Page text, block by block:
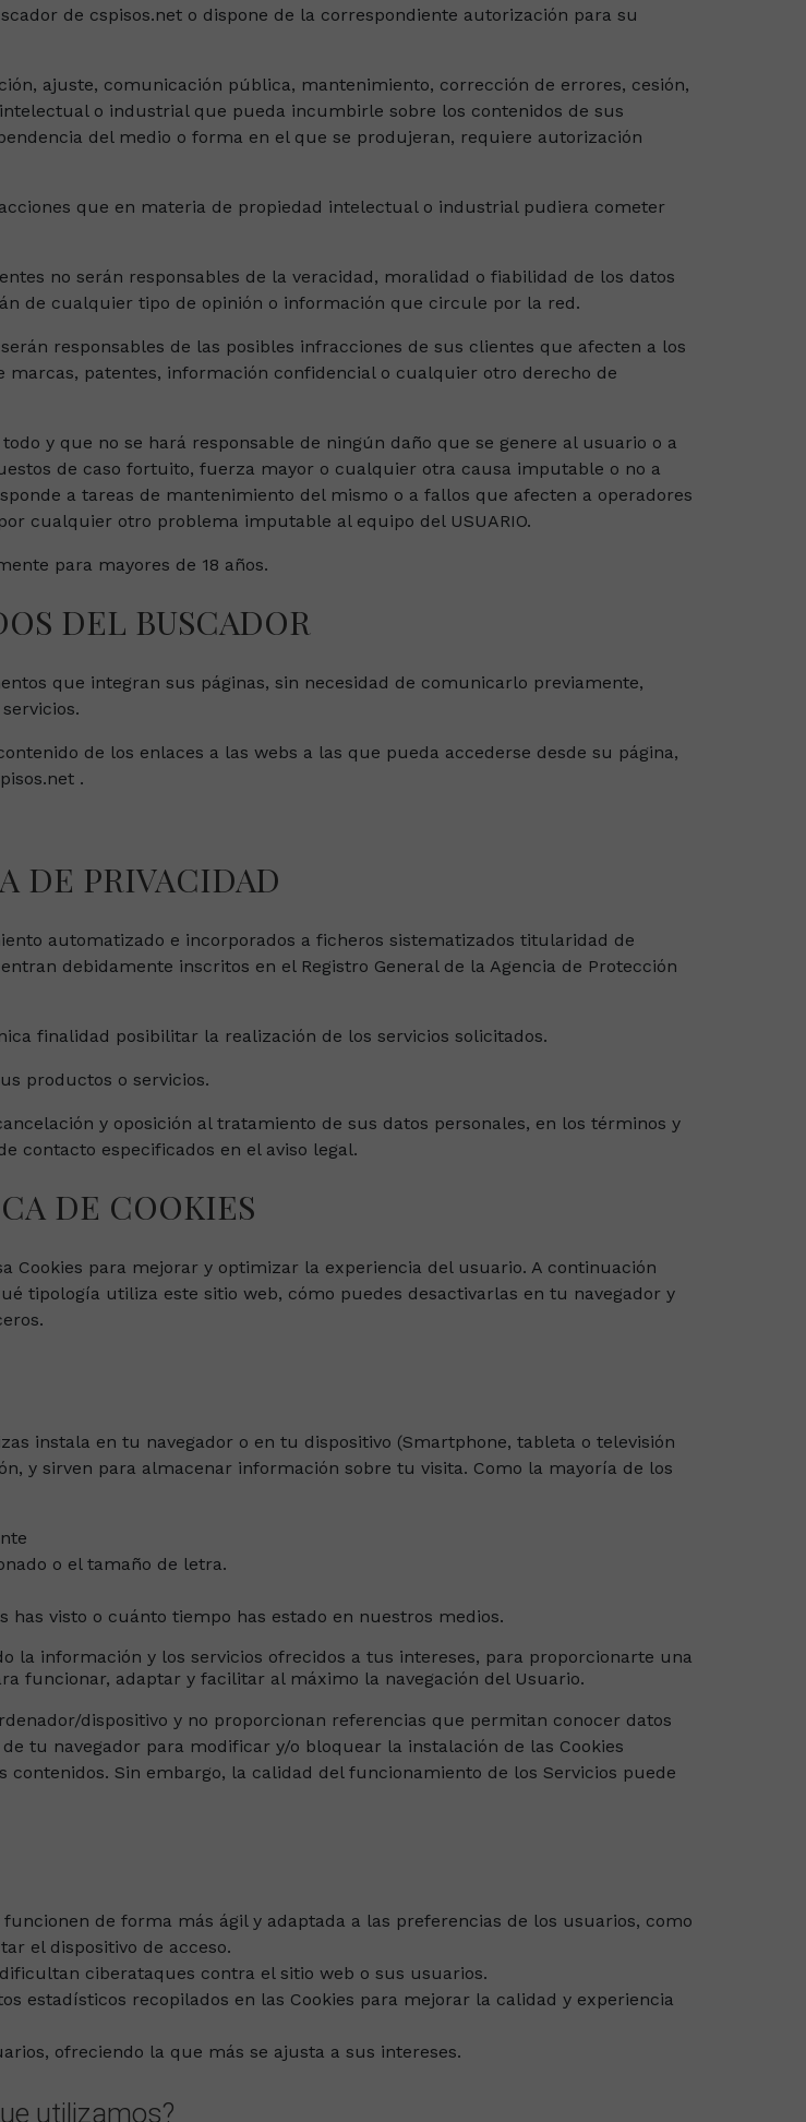
de cspisos.net o dispone de la correspondiente autorización para su
ajuste, comunicación pública, mantenimiento, corrección de errores, cesión,
o industrial que pueda incumbirle sobre los contenidos de sus
del medio o forma en el que se produjeran, requiere autorización
que en materia de propiedad intelectual o industrial pudiera cometer
no serán responsables de la veracidad, moralidad o fiabilidad de los datos
de cualquier tipo de opinión o información que circule por la red.
responsables de las posibles infracciones de sus clientes que afecten a los
patentes, información confidencial o cualquier otro derecho de
y que no se hará responsable de ningún daño que se genere al usuario o a
de caso fortuito, fuerza mayor o cualquier otra causa imputable o no a
a tareas de mantenimiento del mismo o a fallos que afecten a operadores
cualquier otro problema imputable al equipo del USUARIO.
para mayores de 18 años.
DEL BUSCADOR
que integran sus páginas, sin necesidad de comunicarlo previamente,
de los enlaces a las webs a las que pueda accederse desde su página,
.
DE PRIVACIDAD
automatizado e incorporados a ficheros sistematizados titularidad de
debidamente inscritos en el Registro General de la Agencia de Protección
finalidad posibilitar la realización de los servicios solicitados.
productos o servicios.
y oposición al tratamiento de sus datos personales, en los términos y
contacto especificados en el aviso legal.
DE COOKIES
Cookies para mejorar y optimizar la experiencia del usuario. A continuación
tipología utiliza este sitio web, cómo puedes desactivarlas en tu navegador y
instala en tu navegador o en tu dispositivo (Smartphone, tableta o televisión
y sirven para almacenar información sobre tu visita. Como la mayoría de los
o el tamaño de letra.
visto o cuánto tiempo has estado en nuestros medios.
la información y los servicios ofrecidos a tus intereses, para proporcionarte una
funcionar, adaptar y facilitar al máximo la navegación del Usuario.
dispositivo y no proporcionan referencias que permitan conocer datos
tu navegador para modificar y/o bloquear la instalación de las Cookies
Sin embargo, la calidad del funcionamiento de los Servicios puede
de forma más ágil y adaptada a las preferencias de los usuarios, como
el dispositivo de acceso.
ciberataques contra el sitio web o sus usuarios.
estadísticos recopilados en las Cookies para mejorar la calidad y experiencia
ofreciendo la que más se ajusta a sus intereses.
utilizamos?